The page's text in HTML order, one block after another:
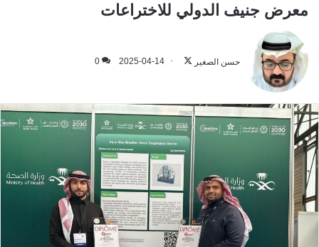
معرض جنيف الدولي للاختراعات
حسن الصغير
على
2025-04-14
0